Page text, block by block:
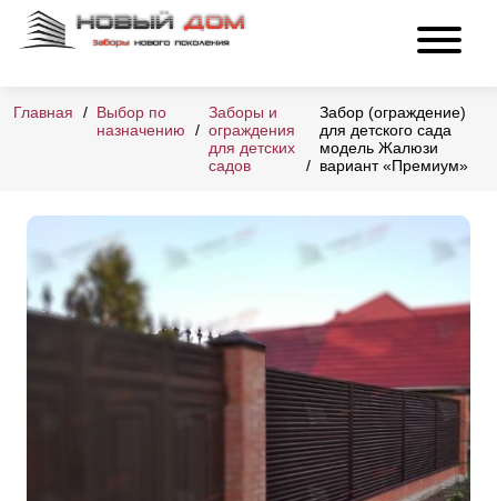
Главная
Выбор по
назначению
Заборы и
ограждения
для детских
садов
Забор (ограждение)
для детского сада
модель Жалюзи
вариант «Премиум»